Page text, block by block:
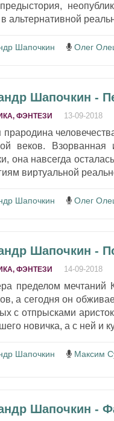
предыстория,
альтернативной
Шапочкин Олег
Шапочкин -
ФЭНТЕЗИ 13-09-2018
веков. Взорванная
она навсегда
виртуальной
Шапочкин Олег
Шапочкин -
ФЭНТЕЗИ 14-09-2018
пределом мечтаний
а сегодня он
с отпрысками
новичка, а с ней и
Шапочкин Максим
Шапочкин -